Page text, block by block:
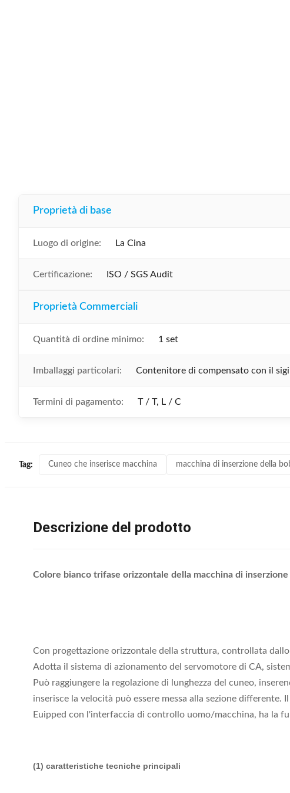
Proprietà di base
Luogo di origine: La Cina
Certificazione: ISO / SGS Audit
Proprietà Commerciali
Quantità di ordine minimo: 1 set
Imballaggi particolari: Contenitore di compensato con il
Termini di pagamento: T / T, L / C
Tag: Cuneo che inserisce macchina macchina di inserzione della
Descrizione del prodotto
Colore bianco trifase orizzontale della macchina di
Con progettazione orizzontale della struttura, controllata
Adotta il sistema di azionamento del servomotore di CA,
Può raggiungere la regolazione di lunghezza del cuneo,
inserisce la velocità può essere messa alla sezione
Euipped con l'interfaccia di controllo uomo/macchina, ha la
(1) caratteristiche tecniche principali